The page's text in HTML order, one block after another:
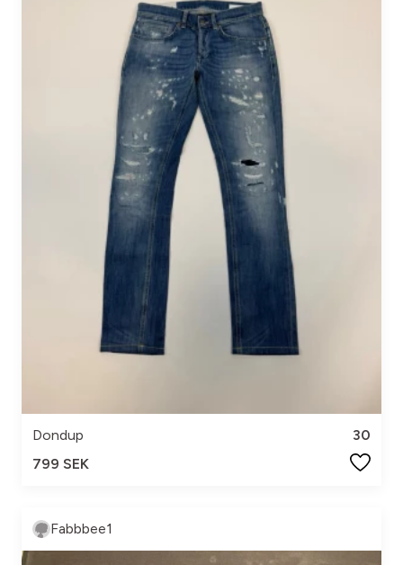
Dondup
30
799 SEK
Fabbbee1